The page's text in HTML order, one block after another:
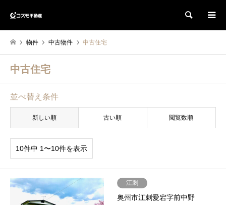
検索
物件 中古物件 中古住宅
中古住宅
並べ替え条件
新しい順 古い順 閲覧数順
10件中 1〜10件を表示
江刺
奥州市江刺愛宕字前中野